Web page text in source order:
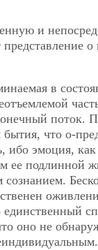
и
о
в
поток.
что о-
ибо эмоция,
ее подлинной
оно не